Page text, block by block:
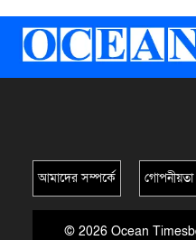
আমাদের সম্পর্কে গোপনীয়তা
© 2026 Ocean